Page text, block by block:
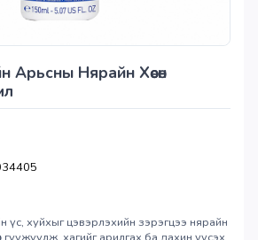
Арьсны Нярайн Хөөсөн
үс, хуйхыг цэвэрлэхийн зэрэгцээ нярайн